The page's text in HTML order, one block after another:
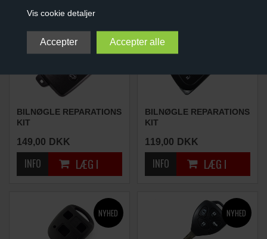
Vis cookie detaljer
BILNØGLE REPARATIONS
KIT
149,00 DKK
BILNØGLE REPARATIONS
KIT
119,00 DKK